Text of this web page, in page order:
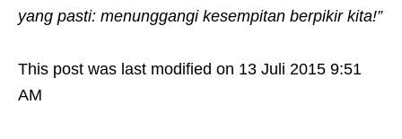
yang pasti: menunggangi kesempitan berpikir kita!”
This post was last modified on 13 Juli 2015 9:51
AM